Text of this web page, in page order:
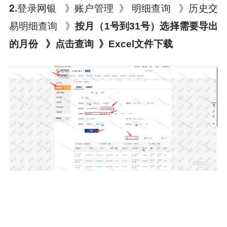
2.登录网银 》账户管理 》 明细查询 》历史交
易明细查询 》按月（1号到31号）选择需要导出
的月份 》点击查询 》Excel文件下载